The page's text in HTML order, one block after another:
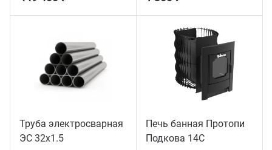
Труба электросварная
ЭС 32x1.5
Печь банная Протопи
Подкова 14С